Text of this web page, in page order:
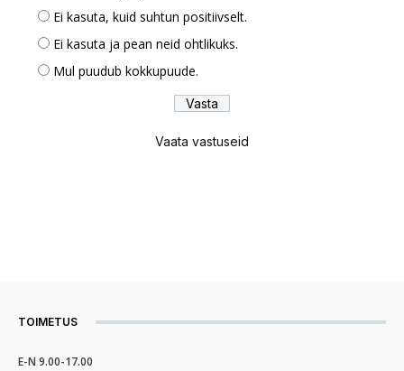
Ei kasuta, kuid suhtun positiivselt.
Ei kasuta ja pean neid ohtlikuks.
Mul puudub kokkupuude.
Vaata vastuseid
TOIMETUS
E-N 9.00-17.00